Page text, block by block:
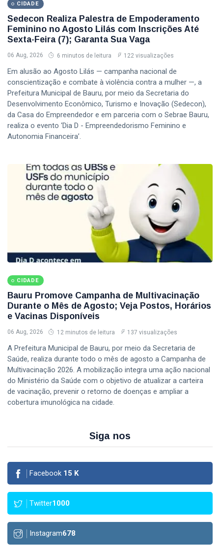
CIDADE
Sedecon Realiza Palestra de Empoderamento
Feminino no Agosto Lilás com Inscrições Até
Sexta-Feira (7); Garanta Sua Vaga
06 Aug, 2026 6 minutos de leitura 122 visualizações
Em alusão ao Agosto Lilás — campanha nacional de
conscientização e combate à violência contra a mulher —, a
Prefeitura Municipal de Bauru, por meio da Secretaria do
Desenvolvimento Econômico, Turismo e Inovação (Sedecon),
da Casa do Empreendedor e em parceria com o Sebrae Bauru,
realiza o evento ‘Dia D - Empreendedorismo Feminino e
Autonomia Financeira’.
CIDADE
Bauru Promove Campanha de Multivacinação
Durante o Mês de Agosto; Veja Postos, Horários
e Vacinas Disponíveis
06 Aug, 2026 12 minutos de leitura 137 visualizações
A Prefeitura Municipal de Bauru, por meio da Secretaria de
Saúde, realiza durante todo o mês de agosto a Campanha de
Multivacinação 2026. A mobilização integra uma ação nacional
do Ministério da Saúde com o objetivo de atualizar a carteira
de vacinação, prevenir o retorno de doenças e ampliar a
cobertura imunológica na cidade.
Siga nos
Facebook 15 K
Twitter1000
Instagram678